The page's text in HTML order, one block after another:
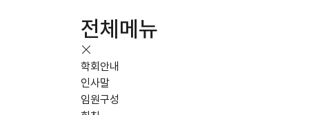
전체메뉴
학회안내
인사말
임원구성